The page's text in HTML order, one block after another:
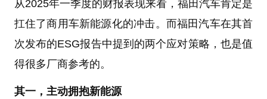
从2025年一季度的财报表现来看，福田汽车肯定是
扛住了商用车新能源化的冲击。而福田汽车在其首
次发布的ESG报告中提到的两个应对策略，也是值
得很多厂商参考的。
其一，主动拥抱新能源